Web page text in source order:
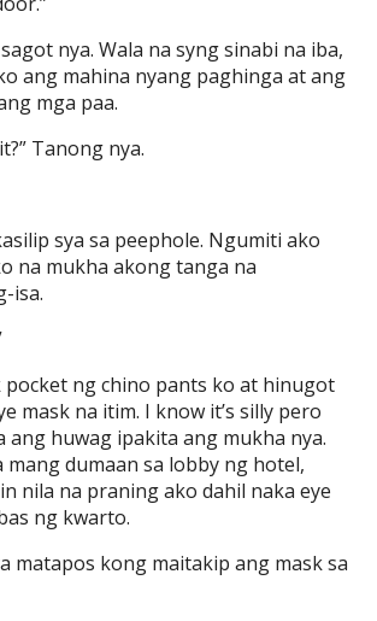
nya. Wala na syng sinabi na iba,
ang mahina nyang paghinga at ang
mga paa.
Tanong nya.
sya sa peephole. Ngumiti ako
na mukha akong tanga na
isa.
pocket ng chino pants ko at hinugot
mask na itim. I know it’s silly pero
ang huwag ipakita ang mukha nya.
mang dumaan sa lobby ng hotel,
nila na praning ako dahil naka eye
ng kwarto.
matapos kong maitakip ang mask sa